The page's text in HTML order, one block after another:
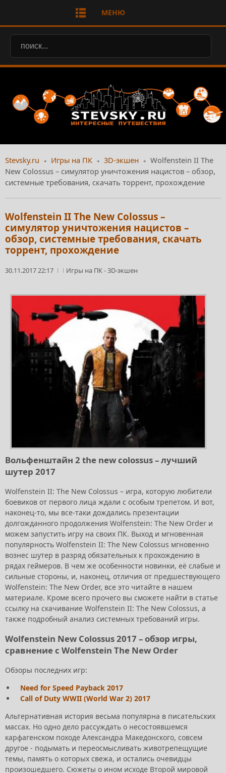
МЕНЮ
Stevsky.ru Игры на ПК 3D-экшен
Wolfenstein II The
New Colossus – симулятор уничтожения нацистов – обзор,
системные требования, скачать торрент, прохождение
Wolfenstein II The New Colossus –
симулятор уничтожения нацистов –
обзор, системные требования, скачать
торрент, прохождение
30.11.2017 22:17 Игры на ПК-3D-экшен
Вольфенштайн 2 the new colossus – лучший
шутер 2017
Wolfenstein II: The New Colossus – игра, которую любители
боевиков от первого лица ждали с особым трепетом. И вот,
наконец-то, мы все-таки дождались презентации
долгожданного продолжения Wolfenstein: The New Order и
можем запустить игру на своих ПК. Выход и мгновенная
популярность Wolfenstein II: The New Colossus мгновенно
вознес шутер в разряд обязательных к прохождению в
рядах геймеров. В чем же особенности новинки, её слабые и
сильные стороны, и, наконец, отличия от предшествующего
Wolfenstein: The New Order, все это читайте в нашем
материале. Кроме всего прочего вы сможете найти в статье
ссылку на скачивание Wolfenstein II: The New Colossus, а
также подробный анализ системных требований игры.
Wolfenstein New Colossus 2017 – обзор игры,
сравнение с Wolfenstein The New Order
Обзоры последних игр:
Need for Speed Payback 2017
Call of Duty WWII (World War 2) 2017
Альтернативная история весьма популярна в писательских
массах. Но одно дело рассуждать о несостоявшемся
карфагенском походе Александра Македонского, совсем
другое - подымать и переосмысливать животрепещущие
темы, память о которых свежа, и остались очевидцы
произошедшего. Сюжеты о ином исходе Второй мировой